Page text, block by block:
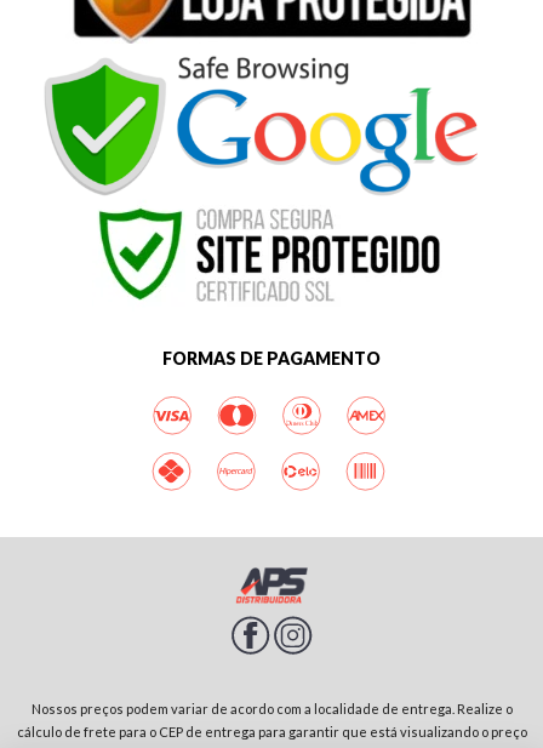
FORMAS DE PAGAMENTO
Nossos preços podem variar de acordo com a localidade de entrega. Realize o
cálculo de frete para o CEP de entrega para garantir que está visualizando o preço